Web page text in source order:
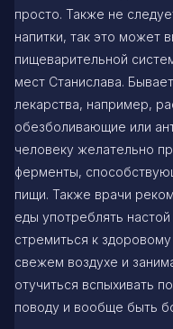
просто. Также не
напитки, так это может
пищеварительной
мест Станислава.
лекарства, например,
обезболивающие или
человеку желательно
ферменты,
пищи. Также врачи
еды употреблять
стремиться к
свежем воздухе и
отучиться вспыхивать
поводу и вообще быть